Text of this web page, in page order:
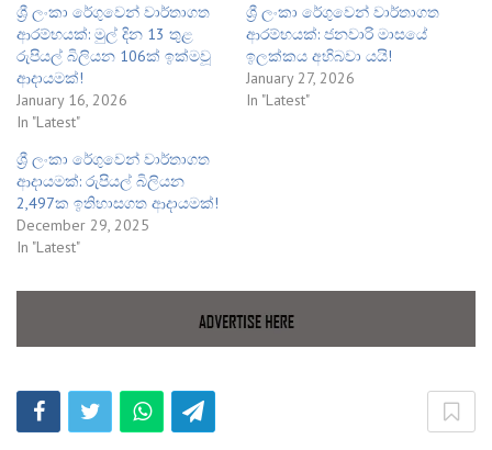
​ශ්‍රී ලංකා රේගුවෙන් වාර්තාගත
ආරම්භයක්: මුල් දින 13 තුළ
රුපියල් බිලියන 106ක් ඉක්මවූ
ආදායමක්!
January 16, 2026
In "Latest"
ශ්‍රී ලංකා රේගුවෙන් වාර්තාගත
ආරම්භයක්: ජනවාරි මාසයේ
ඉලක්කය අභිබවා යයි!
January 27, 2026
In "Latest"
​ශ්‍රී ලංකා රේගුවෙන් වාර්තාගත
ආදායමක්: රුපියල් බිලියන
2,497ක ඉතිහාසගත ආදායමක්!
December 29, 2025
In "Latest"